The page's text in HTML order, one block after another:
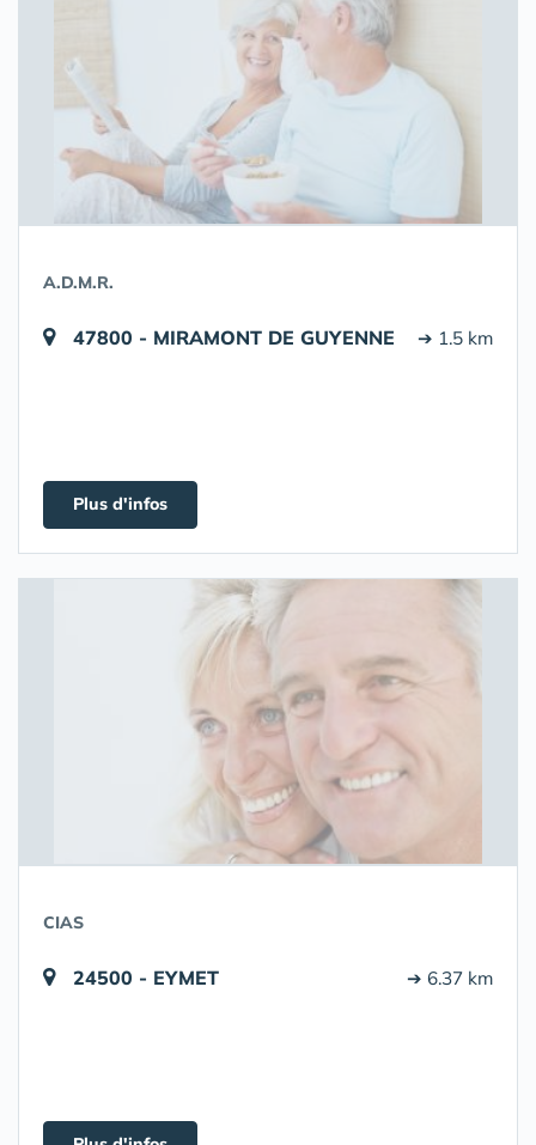
A.D.M.R.
47800 - MIRAMONT DE GUYENNE ➔ 1.5 km
Plus d'infos
CIAS
24500 - EYMET ➔ 6.37 km